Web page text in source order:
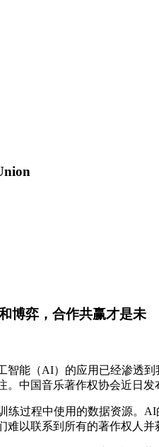
博弈，合作共赢才是未
能（AI）的应用已经渗透到
。中国音乐著作权协会近日
程中使用的数据资源。AI
难以联系到所有的著作权人